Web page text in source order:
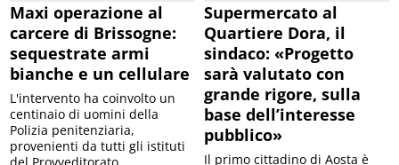
Maxi operazione al
carcere di Brissogne:
sequestrate armi
bianche e un cellulare
L'intervento ha coinvolto un
centinaio di uomini della
Polizia penitenziaria,
provenienti da tutti gli istituti
Supermercato al
Quartiere Dora, il
sindaco: «Progetto
sarà valutato con
grande rigore, sulla
base dell’interesse
pubblico»
Il primo cittadino di Aosta è